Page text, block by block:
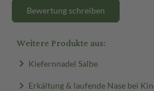
Bewertung schreiben
Weitere Produkte aus:
Kiefernnadel Salbe
Erkältung & laufende Nase bei